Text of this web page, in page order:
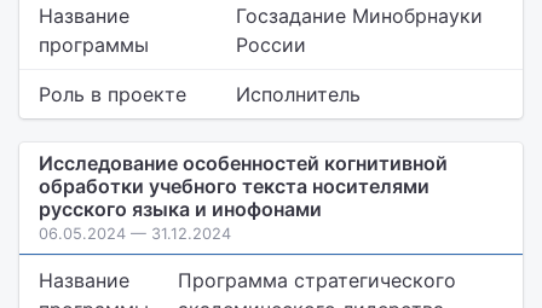
Название
программы
Госзадание Минобрнауки
России
Роль в проекте Исполнитель
Исследование особенностей когнитивной
обработки учебного текста носителями
русского языка и инофонами
06.05.2024 — 31.12.2024
Название
Программа стратегического